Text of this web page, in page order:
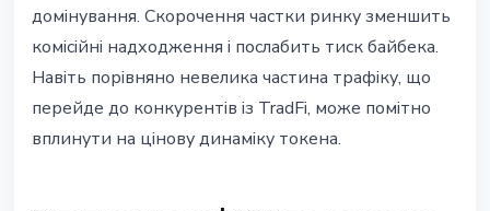
домінування. Скорочення частки ринку зменшить
комісійні надходження і послабить тиск байбека.
Навіть порівняно невелика частина трафіку, що
перейде до конкурентів із TradFi, може помітно
вплинути на цінову динаміку токена.